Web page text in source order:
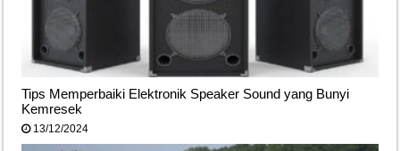
Tips Memperbaiki Elektronik Speaker Sound yang Bunyi
Kemresek
13/12/2024